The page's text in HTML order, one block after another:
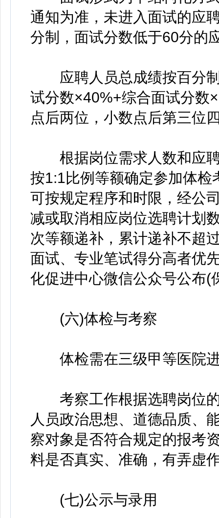
通知为准，未进入面试的应
分制，面试分数低于60分的
应聘人员总成绩按百分制
试分数×40%+综合面试分数
点后两位，小数点后第三位
根据岗位需求人数和应聘
按1:1比例等额确定参加体
可按规定程序和时限，经公
减或取消相应岗位选聘计划
次等额递补，累计递补不超
面试、专业笔试得分高者优
化促进中心微信公众号公布(
(六)体检与考察
体检需在三级甲等医院
考察工作根据选聘岗位的
人员政治思想、道德品质、
察对象是否符合规定的报考
料是否真实、准确，有弄虚
(七)公示与录用